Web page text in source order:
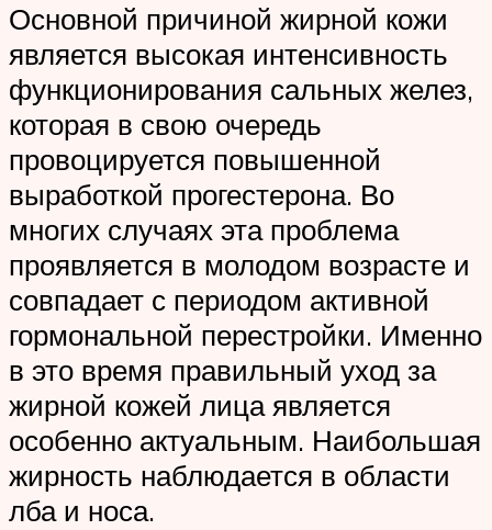
Основной причиной жирной кожи
является высокая интенсивность
функционирования сальных желез,
которая в свою очередь
провоцируется повышенной
выработкой прогестерона. Во
многих случаях эта проблема
проявляется в молодом возрасте и
совпадает с периодом активной
гормональной перестройки. Именно
в это время правильный уход за
жирной кожей лица является
особенно актуальным. Наибольшая
жирность наблюдается в области
лба и носа.